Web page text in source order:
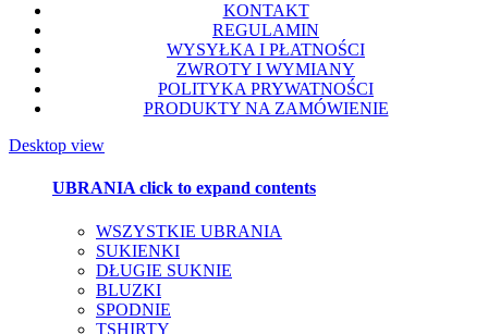
KONTAKT
REGULAMIN
WYSYŁKA I PŁATNOŚCI
ZWROTY I WYMIANY
POLITYKA PRYWATNOŚCI
PRODUKTY NA ZAMÓWIENIE
Desktop view
UBRANIAclick to expand contents
WSZYSTKIE UBRANIA
SUKIENKI
DŁUGIE SUKNIE
BLUZKI
SPODNIE
TSHIRTY